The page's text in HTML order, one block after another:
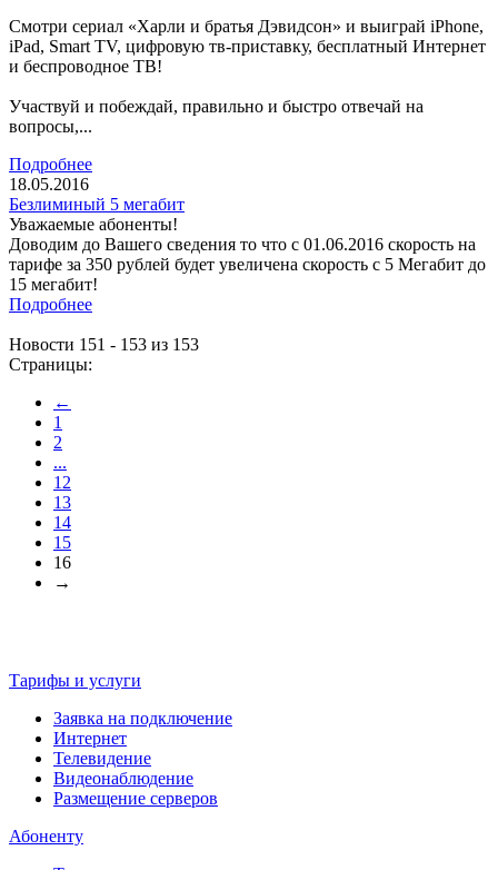
Cмотри сериал «Харли и братья Дэвидсон» и выиграй iPhone,
iPad, Smart TV, цифровую тв-приставку, бесплатный Интернет
и беспроводное ТВ!
Участвуй и побеждай, правильно и быстро отвечай на
вопросы,...
Подробнее
18.05.2016
Безлиминый 5 мегабит
Уважаемые абоненты!
Доводим до Вашего сведения то что с 01.06.2016 скорость на
тарифе за 350 рублей будет увеличена скорость с 5 Мегабит до
15 мегабит!
Подробнее
Новости 151 - 153 из 153
Страницы:
←
1
2
...
12
13
14
15
16
→
Тарифы и услуги
Заявка на подключение
Интернет
Телевидение
Видеонаблюдение
Размещение серверов
Абоненту